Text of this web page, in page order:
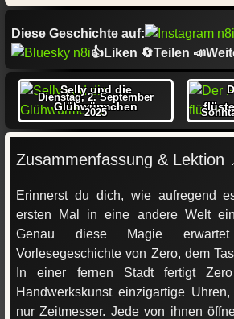
Diese Geschichte auf:
👍Liken 🔄Teilen
Selly und die
Glühwürmchen
Dienstag, 2. September
2025
Zusammenfassung & Lektion
Erinnerst du dich, wie aufregend
ersten Mal in eine andere Welt
Genau diese Magie
Vorlesegeschichte von Zero, dem
In einer fernen Stadt fertigt
Handwerkskunst einzigartige
nur Zeitmesser. Jede von ihnen